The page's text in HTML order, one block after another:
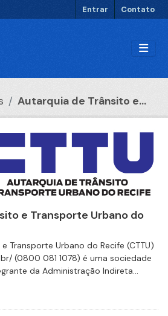
Entrar Contato
Autarquia de Trânsito e...
e Transporte Urbano do
Transporte Urbano do Recife (CTTU)
(0800 081 1078) é uma sociedade
da Administração Indireta...